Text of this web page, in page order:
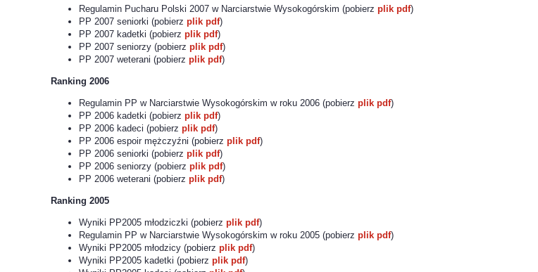
Regulamin Pucharu Polski 2007 w Narciarstwie Wysokogórskim (pobierz plik pdf)
PP 2007 seniorki (pobierz plik pdf)
PP 2007 kadetki (pobierz plik pdf)
PP 2007 seniorzy (pobierz plik pdf)
PP 2007 weterani (pobierz plik pdf)
Ranking 2006
Regulamin PP w Narciarstwie Wysokogórskim w roku 2006 (pobierz plik pdf)
PP 2006 kadetki (pobierz plik pdf)
PP 2006 kadeci (pobierz plik pdf)
PP 2006 espoir mężczyźni (pobierz plik pdf)
PP 2006 seniorki (pobierz plik pdf)
PP 2006 seniorzy (pobierz plik pdf)
PP 2006 weterani (pobierz plik pdf)
Ranking 2005
Wyniki PP2005 młodziczki (pobierz plik pdf)
Regulamin PP w Narciarstwie Wysokogórskim w roku 2005 (pobierz plik pdf)
Wyniki PP2005 młodzicy (pobierz plik pdf)
Wyniki PP2005 kadetki (pobierz plik pdf)